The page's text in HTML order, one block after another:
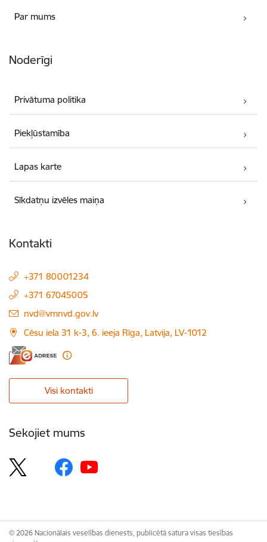
Par mums
Noderīgi
Privātuma politika
Piekļūstamība
Lapas karte
Sīkdatņu izvēles maiņa
Kontakti
+371 80001234
+371 67045005
E-pasts:
nvd@vmnvd.gov.lv
Cēsu iela 31 k-3, 6. ieeja Rīga, Latvija, LV-1012
Visi kontakti
Sekojiet mums
© 2026 Nacionālais veselības dienests, publicētā satura visas tiesības